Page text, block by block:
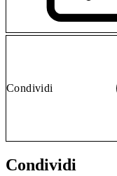
Condividi
Condividi